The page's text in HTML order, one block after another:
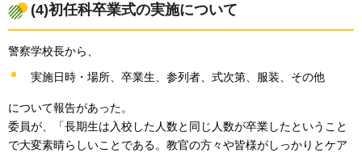
(4)初任科卒業式の実施について
警察学校長から、
実施日時・場所、卒業生、参列者、式次第、服装、その他
について報告があった。
委員が、「長期生は入校した人数と同じ人数が卒業したということ
で大変素晴らしいことである。教官の方々や皆様がしっかりとケア